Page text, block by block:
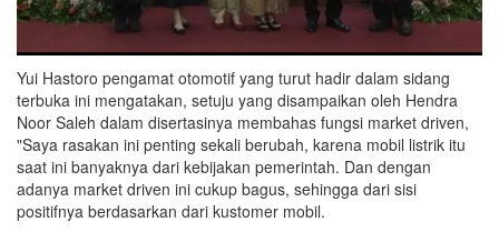
Yui Hastoro pengamat otomotif yang turut hadir dalam sidang
terbuka ini mengatakan, setuju yang disampaikan oleh Hendra
Noor Saleh dalam disertasinya membahas fungsi market driven,
"Saya rasakan ini penting sekali berubah, karena mobil listrik itu
saat ini banyaknya dari kebijakan pemerintah. Dan dengan
adanya market driven ini cukup bagus, sehingga dari sisi
positifnya berdasarkan dari kustomer mobil.